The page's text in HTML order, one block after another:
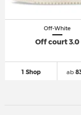
Off-White
Off court 3.0
1 Shop ab